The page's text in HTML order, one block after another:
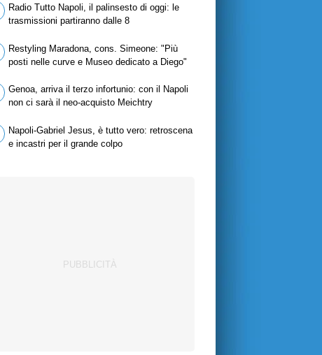
Radio Tutto Napoli, il palinsesto di oggi: le
trasmissioni partiranno dalle 8
Restyling Maradona, cons. Simeone: "Più
posti nelle curve e Museo dedicato a Diego"
Genoa, arriva il terzo infortunio: con il Napoli
non ci sarà il neo-acquisto Meichtry
Napoli-Gabriel Jesus, è tutto vero: retroscena
e incastri per il grande colpo